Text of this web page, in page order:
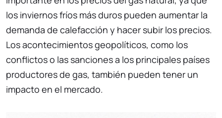
los inviernos fríos más duros pueden aumentar la
demanda de calefacción y hacer subir los precios.
Los acontecimientos geopolíticos, como los
conflictos o las sanciones a los principales países
productores de gas, también pueden tener un
impacto en el mercado.